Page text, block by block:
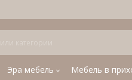
Эра мебель Мебель в